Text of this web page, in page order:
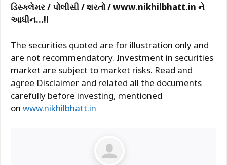
ડિસ્ક્લેમર / પોલીસી / શરતો /www.nikhilbhatt.in ને
આધીન...!!
The securities quoted are for illustration only and
are not recommendatory. Investment in securities
market are subject to market risks. Read and
agree Disclaimer and related all the documents
carefully before investing, mentioned
on www.nikhilbhatt.in